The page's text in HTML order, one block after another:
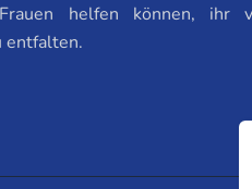
helfen können, ihr
entfalten.